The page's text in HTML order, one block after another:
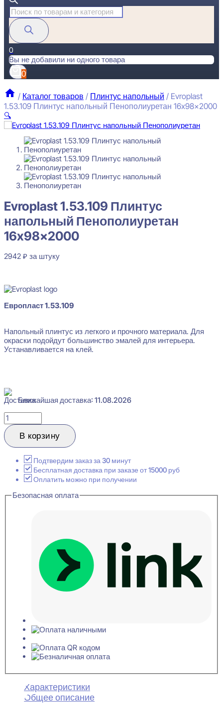
Поиск
товаров
0
Вы не добавили ни одного товара
0
/ Каталог товаров / Плинтус напольный / Evroplast
1.53.109 Плинтус напольный Пенополиуретан 16x98x2000
🔍
Evroplast 1.53.109 Плинтус напольный Пенополиуретан
Перейти в избранное Закрыть
Evroplast 1.53.109 Плинтус
напольный Пенополиуретан
16x98x2000
2942 ₽ за штуку
Европласт 1.53.109
Напольный плинтус из легкого и прочного материала. Для
окраски подойдут большинство эмалей для интерьера.
Устанавливается на клей.
Ближайшая доставка: 11.08.2026
Количество
товара
Evroplast
1.53.109
напольный
Пенополиуретан
16x98x2000
В корзину
Подтвердим заказ за 30 минут
Бесплатная доставка при заказе от 15000 руб
Оплатить можно при получении
Безопасная оплата
Характеристики
Общее описание